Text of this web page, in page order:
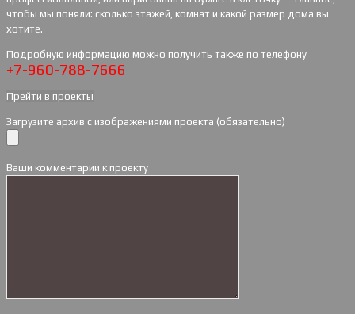
чтобы мы поняли: сколько этажей, комнат и какой размер дома вы
хотите.
Подробную информацию можно получить также по телефону
+7-960-788-7666
Прейти в проекты
Загрузите архив с изображениями проекта (обязательно)
Ваши комментарии к проекту